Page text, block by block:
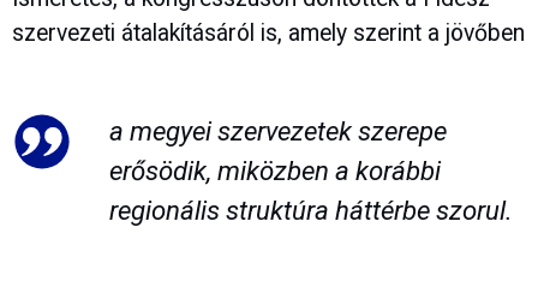
szervezeti átalakításáról is, amely szerint a jövőben
a megyei szervezetek szerepe
erősödik, miközben a korábbi
regionális struktúra háttérbe szorul.